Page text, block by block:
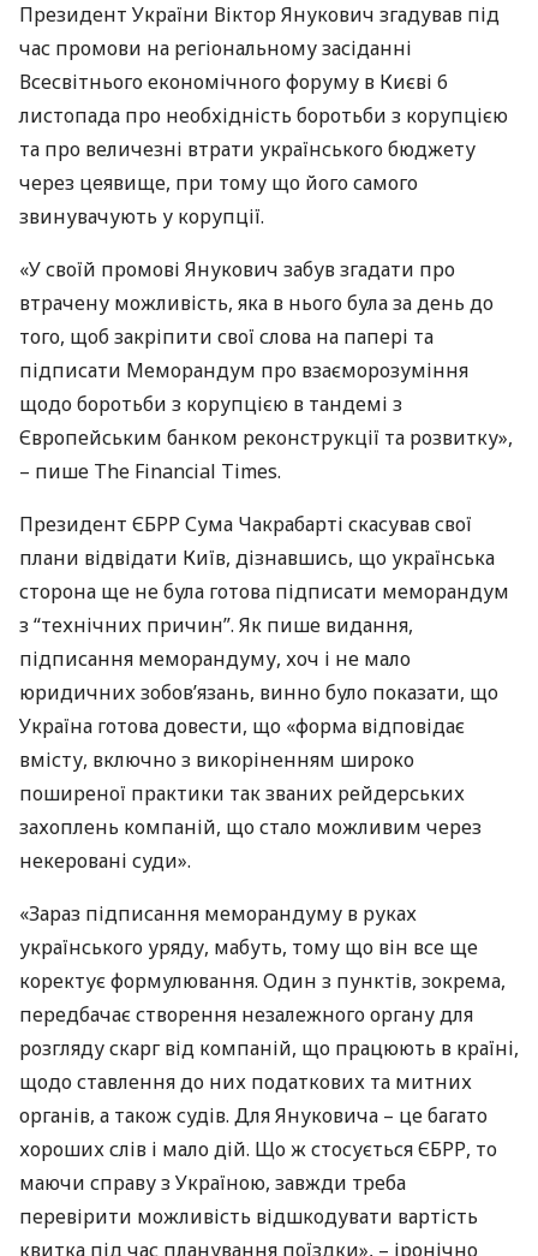
Президент України Віктор Янукович згадував під
час промови на регіональному засіданні
Всесвітнього економічного форуму в Києві 6
листопада про необхідність боротьби з корупцією
та про величезні втрати українського бюджету
через цеявище, при тому що його самого
звинувачують у корупції.
«У своїй промові Янукович забув згадати про
втрачену можливість, яка в нього була за день до
того, щоб закріпити свої слова на папері та
підписати Меморандум про взаєморозуміння
щодо боротьби з корупцією в тандемі з
Європейським банком реконструкції та розвитку»,
– пише The Financial Times.
Президент ЄБРРСума Чакрабарті скасував свої
плани відвідати Київ, дізнавшись, що українська
сторона ще не була готова підписати меморандум
з “технічних причин”. Як пише видання,
підписання меморандуму, хоч і не мало
юридичних зобов’язань, винно було показати, що
Україна готова довести, що «форма відповідає
вмісту, включно з викоріненням широко
поширеної практики так званих рейдерських
захоплень компаній, що стало можливим через
некеровані суди».
«Зараз підписання меморандуму в руках
українського уряду, мабуть, тому що він все ще
коректує формулювання. Один з пунктів, зокрема,
передбачає створення незалежного органу для
розгляду скарг від компаній, що працюють в країні,
щодо ставлення до них податкових та митних
органів, а також судів. Для Януковича – це багато
хороших слів і мало дій. Що ж стосуєтьсяЄБРР, то
маючи справу з Україною, завжди треба
перевірити можливість відшкодувати вартість
квитка під час планування поїздки», – іронічно